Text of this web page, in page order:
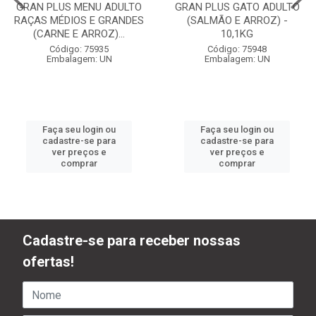
GRAN PLUS MENU ADULTO
RAÇAS MÉDIOS E GRANDES
(CARNE E ARROZ)...
Código: 75935
Embalagem: UN
Faça seu login ou
cadastre-se para
ver preços e
comprar
GRAN PLUS GATO ADULTO
(SALMÃO E ARROZ) -
10,1KG
Código: 75948
Embalagem: UN
Faça seu login ou
cadastre-se para
ver preços e
comprar
Cadastre-se para receber nossas
ofertas!